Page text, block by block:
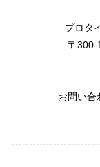
プロタ
〒
お問い合